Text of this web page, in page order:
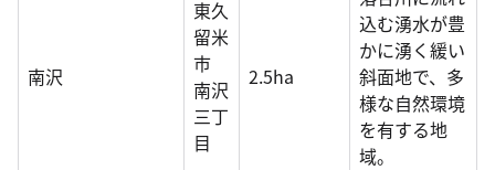
南沢
東久
留米
市
南沢
三丁
目
2.5ha
込む湧水が豊
かに湧く緩い
斜面地で、多
様な自然環境
を有する地
域。